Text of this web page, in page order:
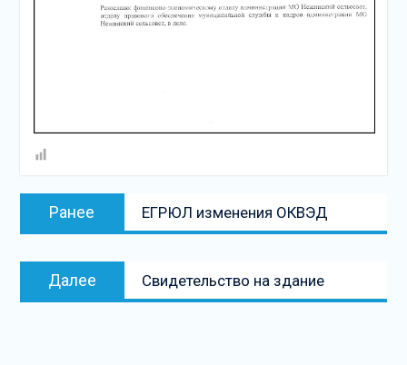
Навигация
Ранее
запись:
ЕГРЮЛ изменения ОКВЭД
Далее
запись
Свидетельство на здание